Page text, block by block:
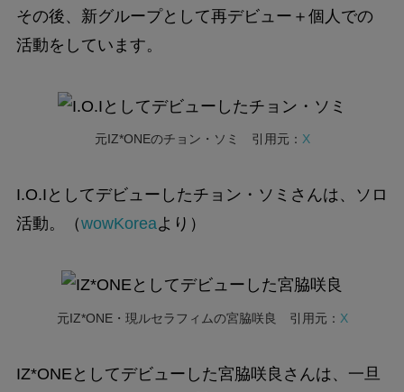
その後、新グループとして再デビュー＋個人での
活動をしています。
元IZ*ONEのチョン・ソミ 引用元： X
I.O.Iとしてデビューしたチョン・ソミさんは、ソロ
活動。（wowKoreaより）
元IZ*ONE・現ルセラフィムの宮脇咲良 引用元： X
IZ*ONEとしてデビューした宮脇咲良さんは、一旦